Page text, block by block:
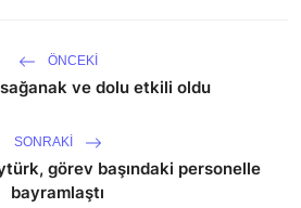
ÖNCEKI
sağanak ve dolu etkili oldu
SONRAKI
görev başındaki personelle
bayramlaştı